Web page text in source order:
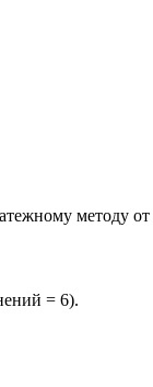
методу от
= 6).